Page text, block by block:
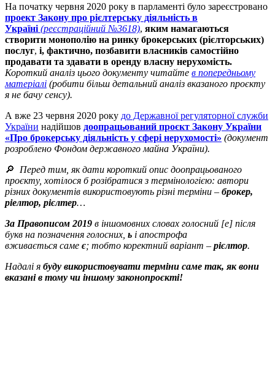
На початку червня 2020 року в парламенті було зареєстровано
проект Закону про рієлтерську діяльність в
Україні (реєстраційний №3618), яким намагаються
створити монополію на ринку брокерських (рієлторських)
послуг, і, фактично, позбавити власників самостійно
продавати та здавати в оренду власну нерухомість.
Короткий аналіз цього документу читайте в попередньому
матеріалі (робити більш детальний аналіз вказаного проєкту
я не бачу сенсу).
А вже 23 червня 2020 року до Державної регуляторної служби
України надійшов доопрацьований проєкт Закону України
«Про брокерську діяльність у сфері нерухомості» (документ
розроблено Фондом державного майна України).
🔎 Перед тим, як дати короткий опис доопрацьованого
проєкту, хотілося б розібратися з термінологією: автори
різних документів використовують різні терміни – брокер,
ріелтор, рієлтер…
За Правописом 2019 в іншомовних словах голосний [e] після
букв на позначення голосних, ь і апострофа
вживається саме є; тобто коректний варіант – рієлтор.
Надалі я буду використовувати терміни саме так, як вони
вказані в тому чи іншому законопроєкті!